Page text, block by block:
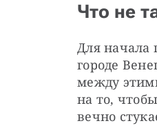
Что не
Для начала
городе
между
на то,
вечно